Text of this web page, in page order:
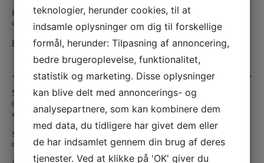
For mig er det en personlig sag, at sælge dig den rigtige sabel, og sørge for
du ved hvordan man sabler champagne inden du går ud af døren igen.
Få din sabel graveret »
Sikkerhedsregler ved sabling
Gå ikke i gang med at sable champagne uden kyndig instruktion, da
sikkerheden omkring sabling skal følges nøje.
Sabel aldrig andet end ægte champagne, eller cava i ordentlige flasker. Jo
mere pigment flaskerne har jo sikrere er de at sable.
teknologier, herunder cookies, til at
indsamle oplysninger om dig til forskellige
formål, herunder: Tilpasning af annoncering,
bedre brugeroplevelse, funktionalitet,
statistik og marketing. Disse oplysninger
kan blive delt med annoncerings- og
analysepartnere, som kan kombinere dem
med data, du tidligere har givet dem eller
de har indsamlet gennem din brug af deres
tjenester. Ved at klikke på 'OK' giver du